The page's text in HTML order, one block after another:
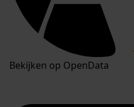
Bekijken op OpenData